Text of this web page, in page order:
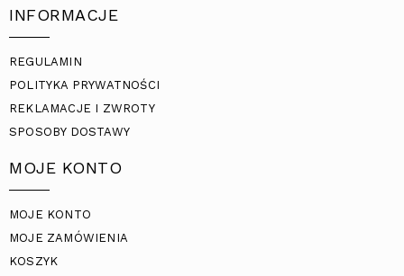
INFORMACJE
REGULAMIN
POLITYKA PRYWATNOŚCI
REKLAMACJE I ZWROTY
SPOSOBY DOSTAWY
MOJE KONTO
MOJE KONTO
MOJE ZAMÓWIENIA
KOSZYK